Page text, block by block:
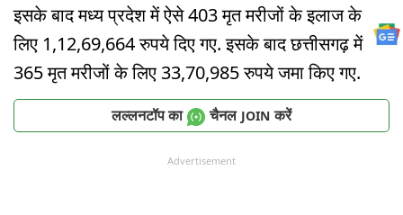
इसके बाद मध्य प्रदेश में ऐसे 403 मृत मरीजों के इलाज के
लिए 1,12,69,664 रुपये दिए गए. इसके बाद छत्तीसगढ़ में
365 मृत मरीजों के लिए 33,70,985 रुपये जमा किए गए.
लल्लनटॉप का चैनल JOIN करें
Advertisement